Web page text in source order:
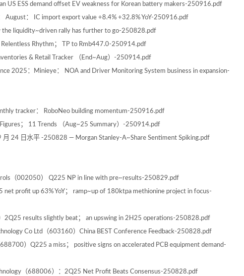
US ESS demand offset EV weakness for Korean battery makers-250916.pdf
August： IC import export value +8.4% +32.8% YoY-250916.pdf
the liquidity~driven rally has further to go-250828.pdf
Rhythm； TP to Rmb447.0-250914.pdf
& Retail Tracker （End~Aug）-250914.pdf
2025：Minieye： NOA and Driver Monitoring System business in expansion-
tracker： RoboNeo building momentum-250916.pdf
； 11 Trends （Aug~25 Summary）-250914.pdf
24 日水平 -250828 — Morgan Stanley-A~Share Sentiment Spiking.pdf
（002050） Q225 NP in line with pre~results-250829.pdf
profit up 63% YoY； ramp~up of 180ktpa methionine project in focus-
results slightly beat； an upswing in 2H25 operations-250828.pdf
Co Ltd（603160）China BEST Conference Feedback-250828.pdf
）Q225 a miss； positive signs on accelerated PCB equipment demand-
（688006）：2Q25 Net Profit Beats Consensus-250828.pdf